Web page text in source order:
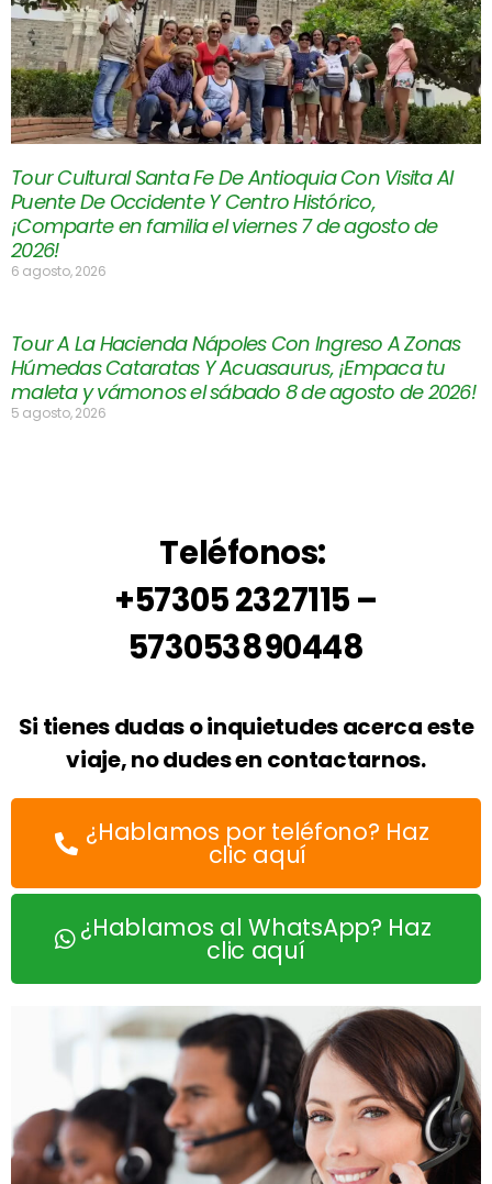
Tour Cultural Santa Fe De Antioquia Con Visita Al
Puente De Occidente Y Centro Histórico,
¡Comparte en familia el viernes 7 de agosto de
2026!
6 agosto, 2026
Tour A La Hacienda Nápoles Con Ingreso A Zonas
Húmedas Cataratas Y Acuasaurus, ¡Empaca tu
maleta y vámonos el sábado 8 de agosto de 2026!
5 agosto, 2026
Teléfonos:
+57305 2327115 –
573053890448
Si tienes dudas o inquietudes acerca este
viaje, no dudes en contactarnos.
¿Hablamos por teléfono? Haz
clic aquí
¿Hablamos al WhatsApp? Haz
clic aquí